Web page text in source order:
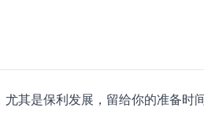
其是保利发展，留给你的准备时